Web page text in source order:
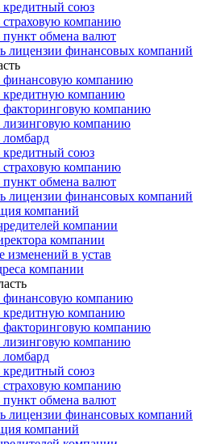
союз
компанию
обмена валют
лицензии финансовых компаний
финансовую компанию
кредитную компанию
компанию
лизинговую компанию
союз
компанию
обмена валют
лицензии финансовых компаний
компаний
компании
компании
изменений в устав
компании
финансовую компанию
кредитную компанию
компанию
лизинговую компанию
союз
компанию
обмена валют
лицензии финансовых компаний
компаний